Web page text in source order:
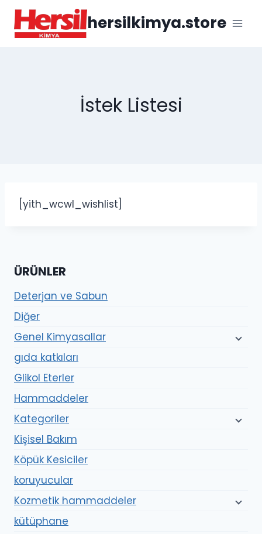
İçeriğe
geç
hersilkimya.store
İstek Listesi
[yith_wcwl_wishlist]
ÜRÜNLER
Deterjan ve Sabun
Diğer
Genel Kimyasallar
gıda katkıları
Glikol Eterler
Hammaddeler
Kategoriler
Kişisel Bakım
Köpük Kesiciler
koruyucular
Kozmetik hammaddeler
kütüphane